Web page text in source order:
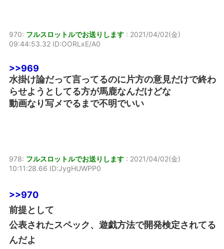
970: フルスロットルでお送りします : 2021/04/02(金)
09:44:53.32 ID:OORLxE/A0
>>969
水掛け論だって言ってるのに片方の意見だけで終わ
らせようとしてる方が馬鹿なんだけどな
動画なり写メでるまで不明でいい
978: フルスロットルでお送りします : 2021/04/02(金)
10:11:28.66 ID:JygHUWPP0
>>970
前提として
公表されたスペック、遊戯方法で開発検定されてる
んだよ